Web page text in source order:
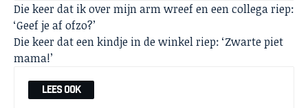
Die keer dat ik over mijn arm wreef en een collega riep:
‘Geef je af ofzo?’
Die keer dat een kindje in de winkel riep: ‘Zwarte piet
mama!’
LEES OOK